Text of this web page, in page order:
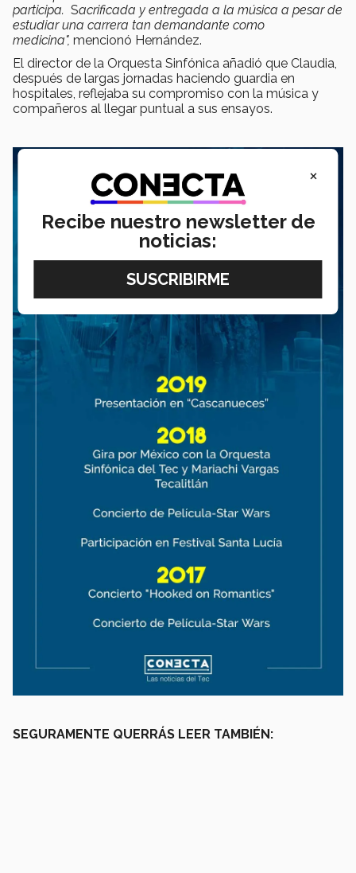
participa. Sacrificada y entregada a la música a pesar de
estudiar una carrera tan demandante como
medicina", mencionó Hernández.
El director de la Orquesta Sinfónica añadió que Claudia,
después de largas jornadas haciendo guardia en
hospitales, reflejaba su compromiso con la música y
compañeros al llegar puntual a sus ensayos.
SEGURAMENTE QUERRÁS LEER TAMBIÉN:
×
Recibe nuestro newsletter de
noticias: